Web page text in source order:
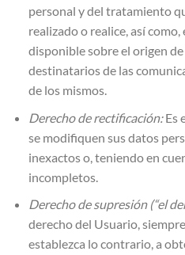
personal y del tratamiento
realizado o realice, así
disponible sobre el origen
destinatarios de las
de los mismos.
Derecho de rectificación:Es
se modifiquen sus datos
inexactos o, teniendo en
incompletos.
Derecho de supresión (“el
derecho del Usuario,
establezca lo contrario, a